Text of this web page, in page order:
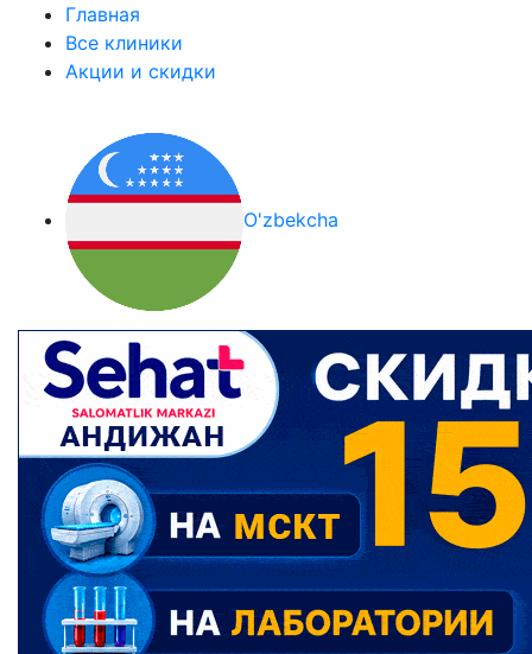
Главная
Все клиники
Акции и скидки
O'zbekcha